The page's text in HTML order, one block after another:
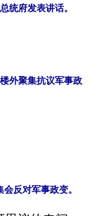
统府发表讲话。
外聚集抗议军事政
反对军事政变。